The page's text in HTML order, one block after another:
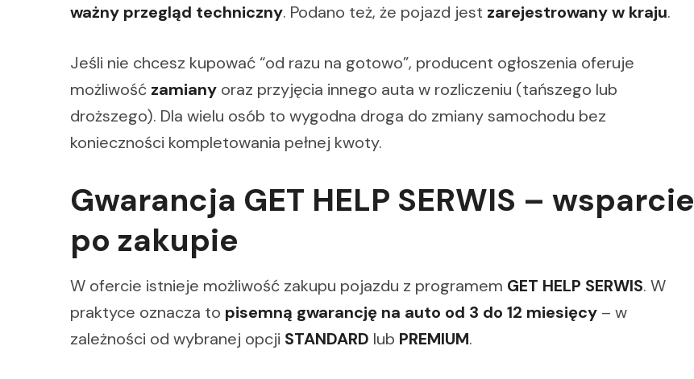
ważny przegląd techniczny. Podano też, że pojazd jest zarejestrowany w kraju.
Jeśli nie chcesz kupować “od razu na gotowo”, producent ogłoszenia oferuje
możliwość zamiany oraz przyjęcia innego auta w rozliczeniu (tańszego lub
droższego). Dla wielu osób to wygodna droga do zmiany samochodu bez
konieczności kompletowania pełnej kwoty.
Gwarancja GET HELP SERWIS – wsparcie
po zakupie
W ofercie istnieje możliwość zakupu pojazdu z programem GET HELP SERWIS. W
praktyce oznacza to pisemną gwarancję na auto od 3 do 12 miesięcy – w
zależności od wybranej opcji STANDARD lub PREMIUM.